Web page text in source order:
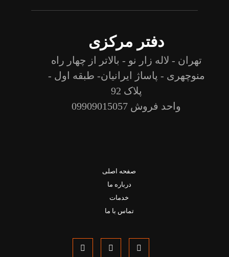
دفتر مرکزی
تهران - لاله زار نو - بالاتر از چهار راه
منوچهری - پاساژ ایرانیان- طبقه اول -
پلاک 92
واحد فروش 09909015057
صفحه اصلی
درباره ما
خدمات
تماس با ما